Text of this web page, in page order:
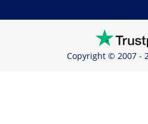
Copyright © 2007 -